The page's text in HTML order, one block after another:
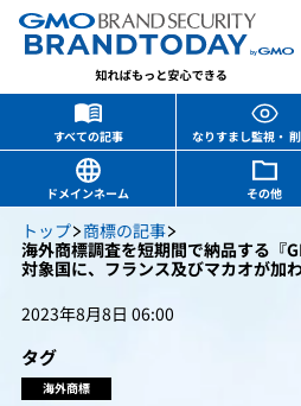
すべての記事 なりすまし監視・
ドメインネーム
その他
トップ 商標の記事
海外商標調査を短期間で納品する『
対象国に、フランス及びマカオが加
2023年8月8日 06:00
タグ
海外商標